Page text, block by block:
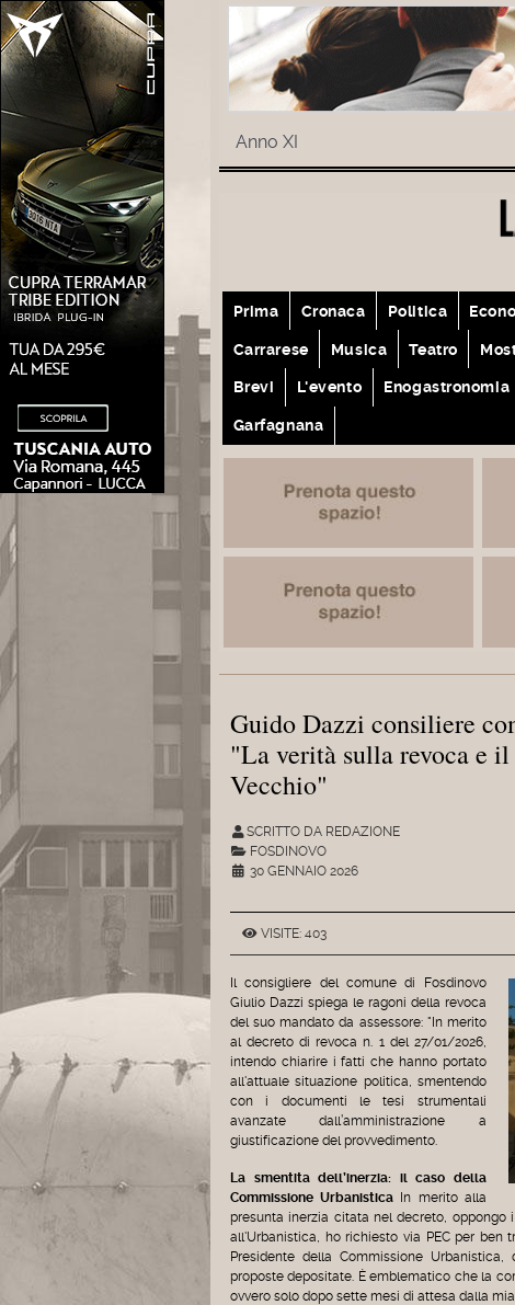
Anno XI
Prima Cronaca Politica
Carrarese Musica Teatro
Brevi L'evento Enogastronomia
Garfagnana
Guido Dazzi consiliere
"La verità sulla revoca e
Vecchio"
SCRITTO DA REDAZIONE
FOSDINOVO
30 GENNAIO 2026
VISITE: 403
Il consigliere del comune di Fosdinovo
Giulio Dazzi spiega le ragoni della revoca
del suo mandato da assessore: "In merito
al decreto di revoca n. 1 del 27/01/2026,
intendo chiarire i fatti che hanno portato
all'attuale situazione politica, smentendo
con i documenti le tesi strumentali
avanzate dall’amministrazione a
giustificazione del provvedimento.
La smentita dell’inerzia: il caso della
Commissione Urbanistica In merito alla
presunta inerzia citata nel decreto,
all'Urbanistica, ho richiesto via PEC per
Presidente della Commissione
proposte depositate. È emblematico che la
ovvero solo dopo sette mesi di attesa dalla